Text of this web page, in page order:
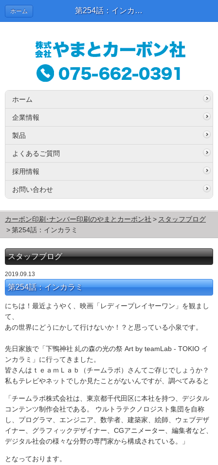
第254話：インカラミ | スタッフブログ
ホーム
ホーム
企業情報
製品
よくあるご質問
採用情報
お問い合わせ
カーボン印刷･ナンバー印刷のやまとカーボン社
スタッフブログ
第254話：インカラミ
スタッフブログ
2019.09.13
第254話：インカラミ
にちは！最近ようやく、映画「レディープレイヤーワン」を観まし
て、
あの世界にどうにかして行けないか！？と思っている小泉です。
先日家族で「下鴨神社 糺の森の光の祭 Art by teamLab - TOKIO イ
ンカラミ」に行ってきました。
皆さんはｔｅａｍＬａｂ（チームラボ）さんてご存じでしょうか？
私もテレビやネットでしか見たことがないんですが、調べてみると
「チームラボ株式会社は、東京都千代田区に本社を持つ、デジタル
コンテンツ制作会社である。 ウルトラテクノロジスト集団を自称
し、プログラマ、エンジニア、数学者、建築家、絵師、ウェブデザ
イナー、グラフィックデザイナー、 CGアニメーター、編集者など、
デジタル社会の様々な分野の専門家から構成されている。」
となっております。